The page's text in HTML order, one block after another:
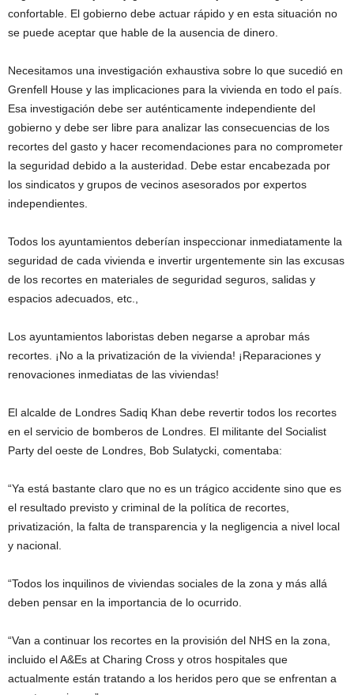
confortable. El gobierno debe actuar rápido y en esta situación no
se puede aceptar que hable de la ausencia de dinero.
Necesitamos una investigación exhaustiva sobre lo que sucedió en
Grenfell House y las implicaciones para la vivienda en todo el país.
Esa investigación debe ser auténticamente independiente del
gobierno y debe ser libre para analizar las consecuencias de los
recortes del gasto y hacer recomendaciones para no comprometer
la seguridad debido a la austeridad. Debe estar encabezada por
los sindicatos y grupos de vecinos asesorados por expertos
independientes.
Todos los ayuntamientos deberían inspeccionar inmediatamente la
seguridad de cada vivienda e invertir urgentemente sin las excusas
de los recortes en materiales de seguridad seguros, salidas y
espacios adecuados, etc.,
Los ayuntamientos laboristas deben negarse a aprobar más
recortes. ¡No a la privatización de la vivienda! ¡Reparaciones y
renovaciones inmediatas de las viviendas!
El alcalde de Londres Sadiq Khan debe revertir todos los recortes
en el servicio de bomberos de Londres. El militante del Socialist
Party del oeste de Londres, Bob Sulatycki, comentaba:
“Ya está bastante claro que no es un trágico accidente sino que es
el resultado previsto y criminal de la política de recortes,
privatización, la falta de transparencia y la negligencia a nivel local
y nacional.
“Todos los inquilinos de viviendas sociales de la zona y más allá
deben pensar en la importancia de lo ocurrido.
“Van a continuar los recortes en la provisión del NHS en la zona,
incluido el A&Es at Charing Cross y otros hospitales que
actualmente están tratando a los heridos pero que se enfrentan a